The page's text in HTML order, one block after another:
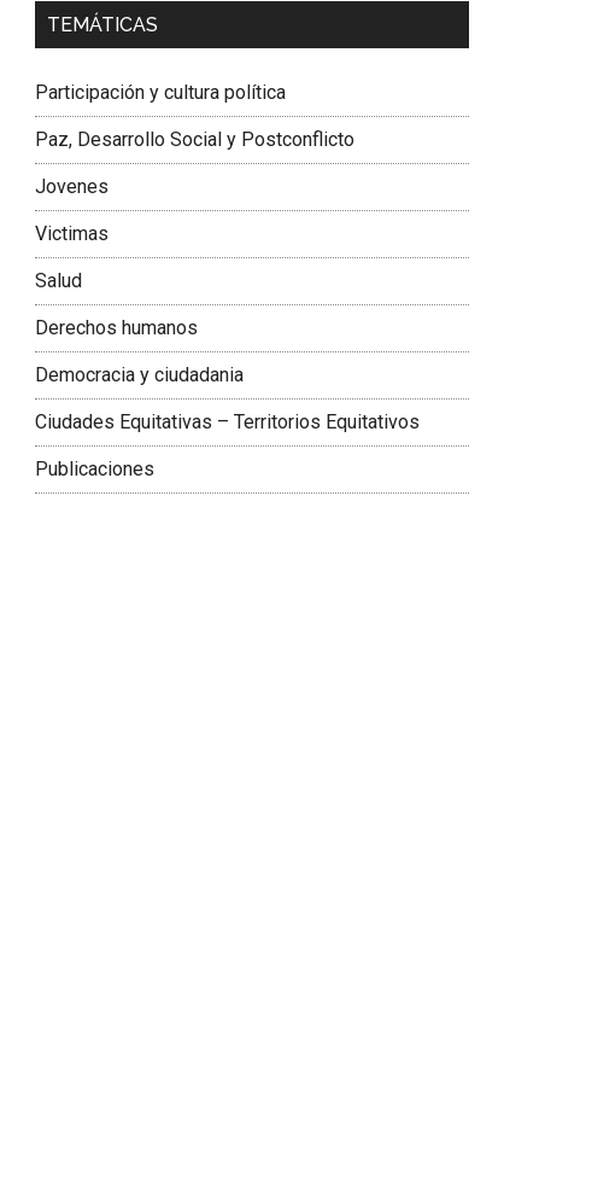
Dra. Carolina Corcho Mejía,
Latinoamericana Sur, Vicepresidenta Federación
TEMÁTICAS
Participación y cultura política
Paz, Desarrollo Social y Postconflicto
Jovenes
Victimas
Salud
Derechos humanos
Democracia y ciudadania
Ciudades Equitativas – Territorios Equitativos
Publicaciones